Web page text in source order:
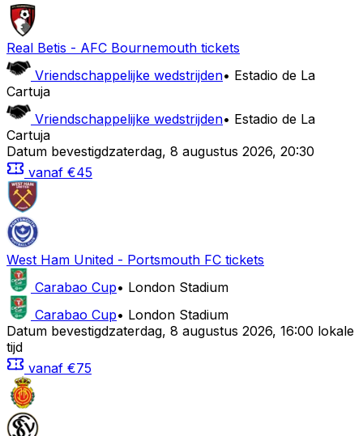
Real Betis - AFC Bournemouth tickets
Vriendschappelijke wedstrijden• Estadio de La
Cartuja
Vriendschappelijke wedstrijden• Estadio de La
Cartuja
Datum bevestigdzaterdag, 8 augustus 2026, 20:30
vanaf €45
West Ham United - Portsmouth FC tickets
Carabao Cup• London Stadium
Carabao Cup• London Stadium
Datum bevestigdzaterdag, 8 augustus 2026, 16:00 lokale
tijd
vanaf €75